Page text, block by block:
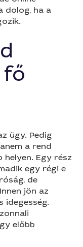
dolog, ha a
fő
ügy. Pedig
a rend
Egy rész
egy régi e
de
jön az
idegesség.
előbb